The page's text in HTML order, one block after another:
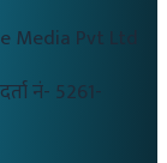
Media Pvt Ltd
नं- 5261-